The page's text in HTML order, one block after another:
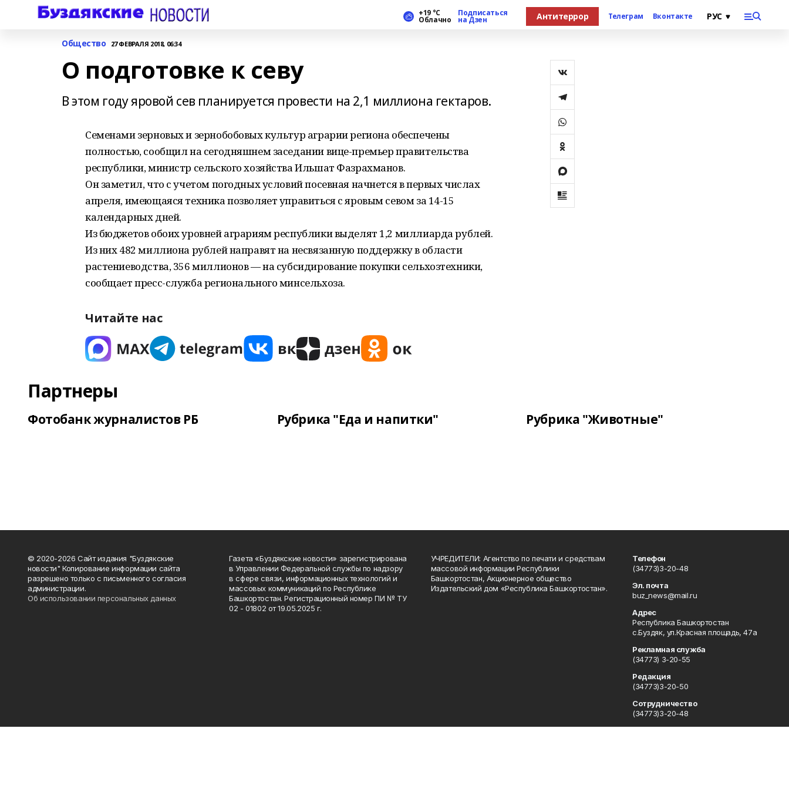
+19 °С
Облачно
Подписаться
на Дзен Антитеррор Телеграм Вконтакте
Общество 27 ФЕВРАЛЯ 2018, 06:34
О подготовке к севу
В этом году яровой сев планируется провести на 2,1 миллиона гектаров.
Семенами зерновых и зернобобовых культур аграрии региона обеспечены
полностью, сообщил на сегодняшнем заседании вице-премьер правительства
республики, министр сельского хозяйства Ильшат Фазрахманов.
Он заметил, что с учетом погодных условий посевная начнется в первых числах
апреля, имеющаяся техника позволяет управиться с яровым севом за 14-15
календарных дней.
Из бюджетов обоих уровней аграриям республики выделят 1,2 миллиарда рублей.
Из них 482 миллиона рублей направят на несвязанную поддержку в области
растениеводства, 356 миллионов — на субсидирование покупки сельхозтехники,
сообщает пресс-служба регионального минсельхоза.
Читайте нас
Партнеры
Фотобанк журналистов РБ Рубрика "Еда и напитки" Рубрика "Животные"
© 2020-2026 Сайт издания "Буздякские
новости" Копирование информации сайта
разрешено только с письменного согласия
администрации.
Об использовании персональных данных
Газета «Буздякские новости» зарегистрирована
в Управлении Федеральной службы по надзору
в сфере связи, информационных технологий и
массовых коммуникаций по Республике
Башкортостан. Регистрационный номер ПИ № ТУ
02 - 01802 от 19.05.2025 г.
УЧРЕДИТЕЛИ: Агентство по печати и средствам
массовой информации Республики
Башкортостан, Акционерное общество
Издательский дом «Республика Башкортостан».
Телефон
(34773)3-20-48
Эл. почта
buz_news@mail.ru
Адрес
Республика Башкортостан
с.Буздяк, ул.Красная площадь, 47а
Рекламная служба
(34773) 3-20-55
Редакция
(34773)3-20-50
Сотрудничество
(34773)3-20-48